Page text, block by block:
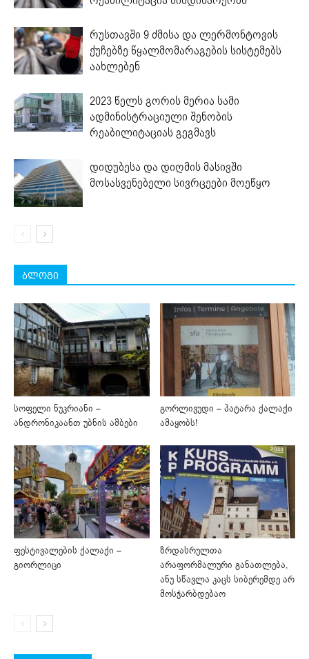
რუსთავში 9 ძმისა და ლერმონტოვის
ქუჩებზე წყალმომარაგების სისტემებს
აახლებენ
2023 წელს გორის მერია სამი
ადმინისტრაციული შენობის
რეაბილიტაციას გეგმავს
დიდუბესა და დიღმის მასივში
მოსასვენებელი სივრცეები მოეწყო
ბლოგი
სოფელი ნუკრიანი –
ანდრონიკაანთ უბნის ამბები
გორლივუდი – პატარა ქალაქი
ამაყობს!
ფესტივალების ქალაქი –
გიორლიცი
ზრდასრულთა
არაფორმალური განათლება,
ანუ სწავლა კაცს სიბერემდე არ
მოსჭარბდებაო